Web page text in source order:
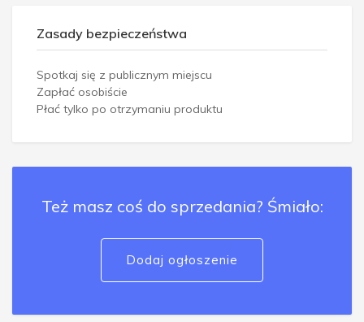
Zasady bezpieczeństwa
Spotkaj się z publicznym miejscu
Zapłać osobiście
Płać tylko po otrzymaniu produktu
Też masz coś do sprzedania? Śmiało:
Dodaj ogłoszenie